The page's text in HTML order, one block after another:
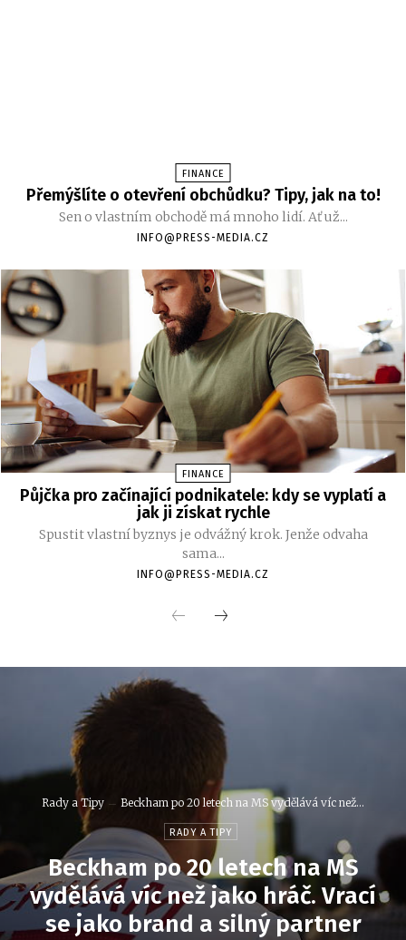
FINANCE
Přemýšlíte o otevření obchůdku? Tipy, jak na to!
Sen o vlastním obchodě má mnoho lidí. Ať už...
INFO@PRESS-MEDIA.CZ
FINANCE
Půjčka pro začínající podnikatele: kdy se vyplatí a
jak ji získat rychle
Spustit vlastní byznys je odvážný krok. Jenže odvaha
sama...
INFO@PRESS-MEDIA.CZ